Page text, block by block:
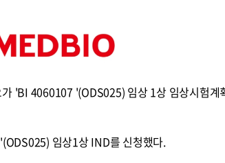
'BI 4060107 '(ODS025) 임상 1상 임상시험계
임상1상 IND를 신청했다.